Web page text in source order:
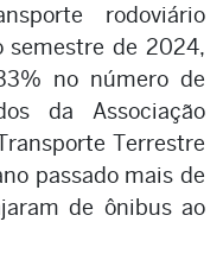
rodoviário
semestre de 2024,
no número de
da Associação
Terrestre
passado mais de
de ônibus ao